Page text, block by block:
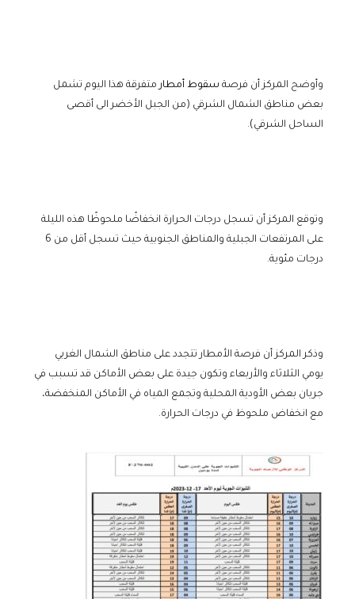
وأوضح المركز أن فرصة سقوط أمطارمتفرقة هذا اليوم تشمل
بعض مناطق الشمال الشرقي (من الجبل الأخضر الى أقصى
الساحل الشرقي).
وتوقع المركز أن تسجل درجات الحرارة انخفاضًا ملحوظًا هذه الليلة
على المرتفعات الجبلية والمناطق الجنوبية حيث تسجل أقل من 6
درجات مئوية.
وذكر المركز أن فرصة الأمطار تتجدد على مناطق الشمال الغربي
يومي الثلاثاء والأربعاء وتكون جيدة على بعض الأماكن قد تسبب في
جريان بعض الأودية المحلية وتجمع المياه في الأماكن المنخفضة،
مع انخفاض ملحوظ في درجات الحرارة.